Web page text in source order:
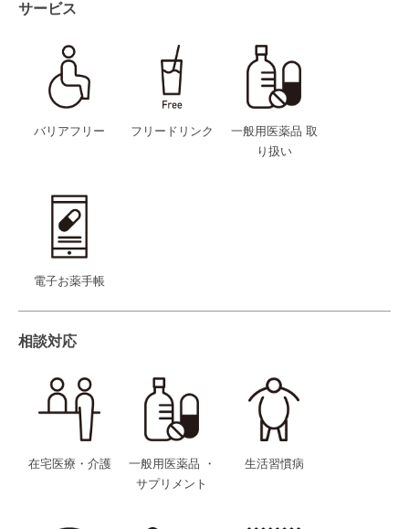
サービス
バリアフリー フリードリンク
一般用医薬品 取
り扱い
電子お薬手帳
相談対応
在宅医療・介護
一般用医薬品 ・
サプリメント
生活習慣病